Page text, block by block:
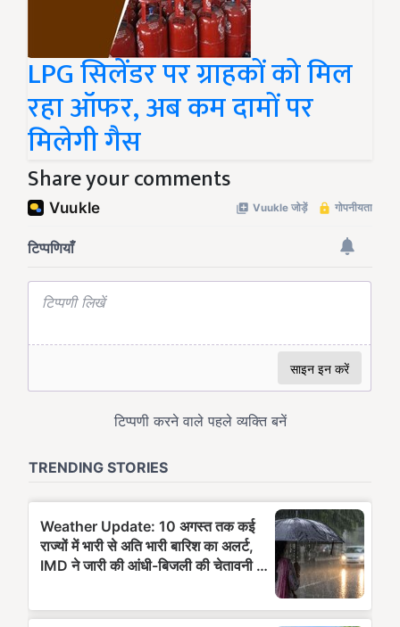
LPG सिलेंडर पर ग्राहकों को मिल
रहा ऑफर, अब कम दामों पर
मिलेगी गैस
Share your comments